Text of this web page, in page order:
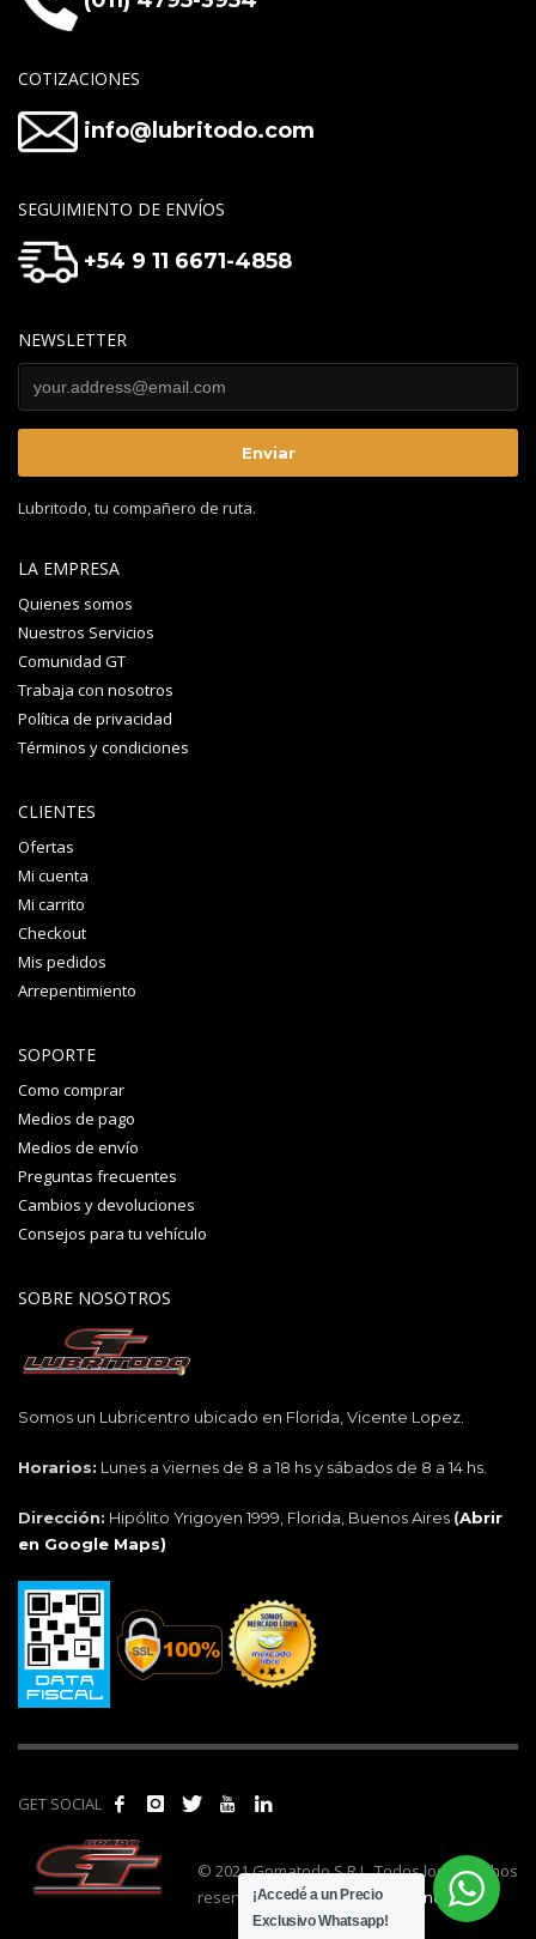
COTIZACIONES
info@lubritodo.com
SEGUIMIENTO DE ENVÍOS
+54 9 11 6671-4858
NEWSLETTER
Lubritodo, tu compañero de ruta.
LA EMPRESA
Quienes somos
Nuestros Servicios
Comunidad GT
Trabaja con nosotros
Política de privacidad
Términos y condiciones
CLIENTES
Ofertas
Mi cuenta
Mi carrito
Checkout
Mis pedidos
Arrepentimiento
SOPORTE
Como comprar
Medios de pago
Medios de envío
Preguntas frecuentes
Cambios y devoluciones
Consejos para tu vehículo
SOBRE NOSOTROS
Somos un Lubricentro ubicado en Florida, Vicente Lopez.
Horarios: Lunes a viernes de 8 a 18 hs y sábados de 8 a 14 hs.
Dirección: Hipólito Yrigoyen 1999, Florida, Buenos Aires (Abrir
en Google Maps)
GET SOCIAL
© 2021 Gomatodo S.R.L. Todos los derechos
reservados. | Realizado por
cónclave.
¡Accedé a un Precio
Exclusivo Whatsapp!